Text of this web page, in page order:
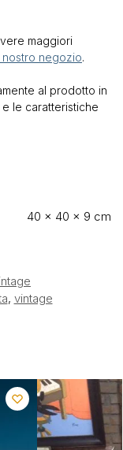
maggiori
negozio.
al prodotto in
le caratteristiche
40 × 40 × 9 cm
, vintage